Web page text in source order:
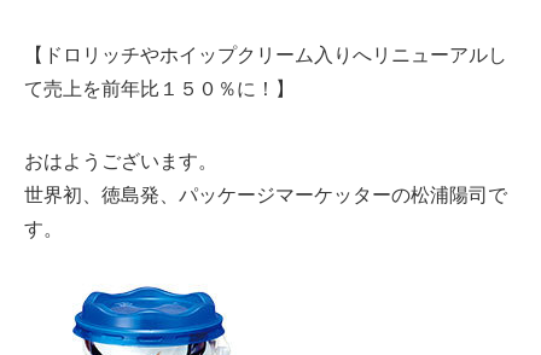
【ドロリッチやホイップクリーム入りへリニューアルし
て売上を前年比１５０％に！】
おはようございます。
世界初、徳島発、パッケージマーケッターの松浦陽司で
す。